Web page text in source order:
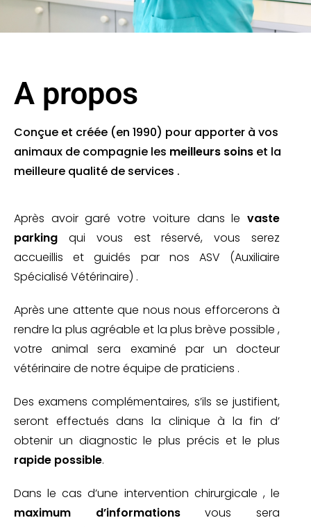
A propos
Conçue et créée (en 1990) pour apporter à vos
animaux de compagnie les meilleurs soins et la
meilleure qualité de services .
Après avoir garé votre voiture dans le vaste
parking qui vous est réservé, vous serez
accueillis et guidés par nos ASV (Auxiliaire
Spécialisé Vétérinaire) .
Après une attente que nous nous efforcerons à
rendre la plus agréable et la plus brève possible ,
votre animal sera examiné par un docteur
vétérinaire de notre équipe de praticiens .
Des examens complémentaires, s’ils se justifient,
seront effectués dans la clinique à la fin d’
obtenir un diagnostic le plus précis et le plus
rapide possible.
Dans le cas d’une intervention chirurgicale , le
maximum
d’informationsvous sera